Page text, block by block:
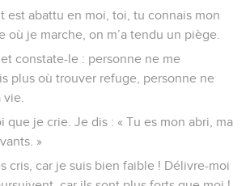
est abattu en moi, toi, tu connais mon
où je marche, on m’a tendu un piège.
constate-le : personne ne me
plus où trouver refuge, personne ne
que je crie. Je dis : « Tu es mon abri, ma
»
cris, car je suis bien faible ! Délivre-moi